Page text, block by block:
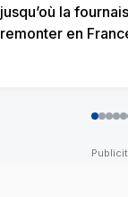
jusqu’où la
remonter en
0123